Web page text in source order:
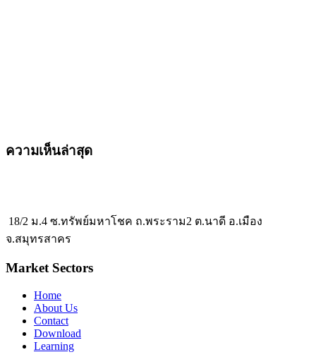
ความเห็นล่าสุด
18/2 ม.4 ซ.ทรัพย์มหาโชค ถ.พระราม2 ต.นาดี อ.เมือง
จ.สมุทรสาคร
Market Sectors
Home
About Us
Contact
Download
Learning